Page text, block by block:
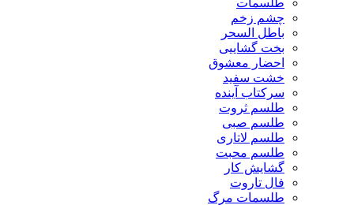
چشم زخم
باطل السحر
بخت گشاییی
احضار معشوق
خشت سفید
سرکتاب آینده
طلسم ثروت
طلسم صبی
طلسم لاتاری
طلسم محبت
گشایش کار
فال تاروت
طلسمات مرگ